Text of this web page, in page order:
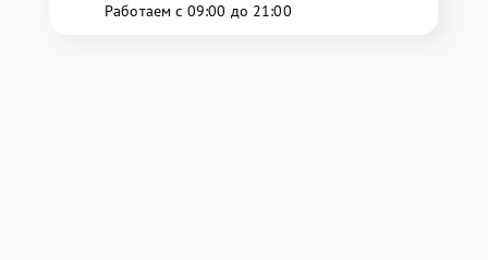
Работаем с 09:00 до 21:00